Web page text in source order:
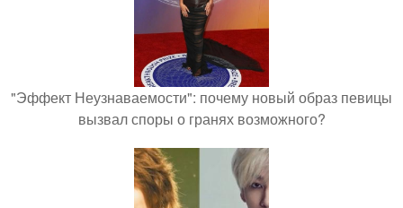
"Эффект Неузнаваемости": почему новый образ певицы
вызвал споры о гранях возможного?